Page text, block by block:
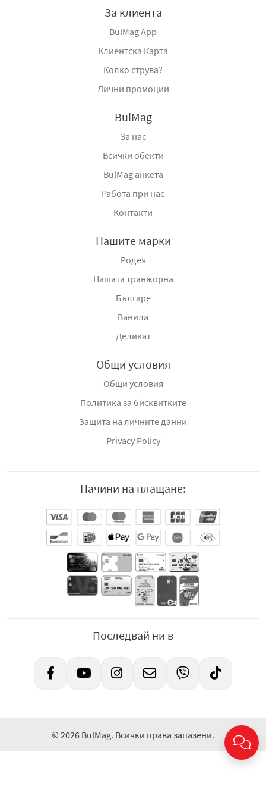
За клиента
BulMag App
Клиентска Карта
Колко струва?
Лични промоции
BulMag
За нас
Всички обекти
BulMag анкета
Работа при нас
Контакти
Нашите марки
Родея
Нашата транжорна
Българе
Ванила
Деликат
Общи условия
Общи условия
Политика за бисквитките
Защита на личните данни
Privacy Policy
Начини на плащане:
Последвай ни в
© 2026 BulMag. Всички права запазени.